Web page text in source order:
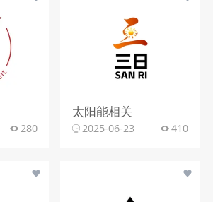
280
太阳能相关
2025-06-23 410